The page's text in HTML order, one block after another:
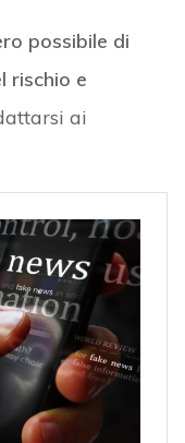
possibile di
rischio e
ai